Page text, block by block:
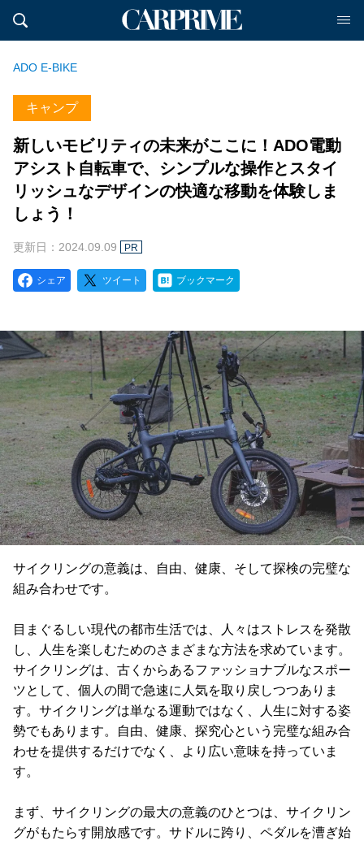
ADO E-BIKE
キャンプ
新しいモビリティの未来がここに！ADO電動
アシスト自転車で、シンプルな操作とスタイ
リッシュなデザインの快適な移動を体験しま
しょう！
更新日：2024.09.09 PR
シェア ツイート ブックマーク
サイクリングの意義は、自由、健康、そして探検の完璧な
組み合わせです。
目まぐるしい現代の都市生活では、人々はストレスを発散
し、人生を楽しむためのさまざまな方法を求めています。
サイクリングは、古くからあるファッショナブルなスポー
ツとして、個人の間で急速に人気を取り戻しつつありま
す。サイクリングは単なる運動ではなく、人生に対する姿
勢でもあります。自由、健康、探究心という完璧な組み合
わせを提供するだけでなく、より広い意味を持っていま
す。
まず、サイクリングの最大の意義のひとつは、サイクリン
グがもたらす開放感です。サドルに跨り、ペダルを漕ぎ始